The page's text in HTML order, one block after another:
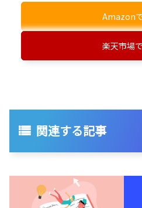
Amazon
楽天市場
関連する記事